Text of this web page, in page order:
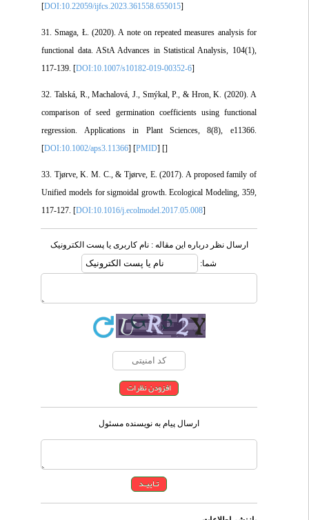
[DOI:10.22059/ijfcs.2023.361558.655015
31. Smaga, Ł. (2020). A note on repeated measures analysis for
functional data. AStA Advances in Statistical Analysis, 104(1),
117-139. [DOI:10.1007/s10182-019-00352-6
32. Talská, R., Machalová, J., Smýkal, P., & Hron, K. (2020). A
comparison of seed germination coefficients using functional
regression. Applications in Plant Sciences, 8(8), e11366.
[DOI:10.1002/aps3.11366] [PMID] [
33. Tjørve, K. M. C., & Tjørve, E. (2017). A proposed family of
Unified models for sigmoidal growth. Ecological Modeling, 359,
117-127. [DOI:10.1016/j.ecolmodel.2017.05.008
ارسال نظر درباره این مقاله : نام کاربری یا پست الکترونیک
شما:
ارسال پیام به نویسنده مسئول